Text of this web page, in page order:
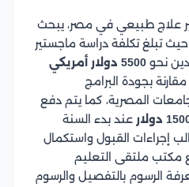
علاج طبيعي في مصر، يبحث
تبلغ تكلفة دراسة ماجستير
نحو
5500 دولار أمريكي
بجودة البرامج
المصرية، كما يتم دفع
دولار
عند بدء السنة
إجراءات القبول واستكمال
مكتب ملتقى التعليم
الرسوم بالتفصيل والرسوم